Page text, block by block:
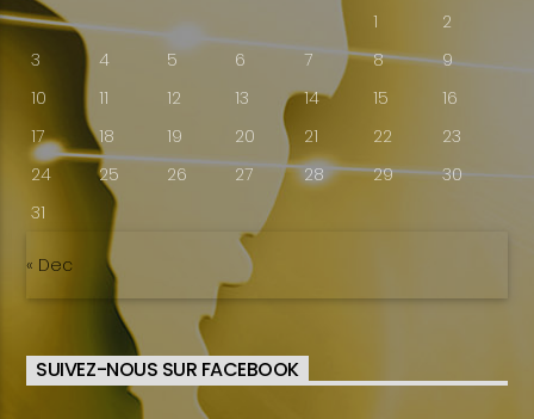
1
2
3
4 5 6 7 8
9
10
11 12 13 14 15
16
17
18 19 20 21 22
23
24
25 26 27 28 29
30
31
« Dec
SUIVEZ-NOUS SUR FACEBOOK